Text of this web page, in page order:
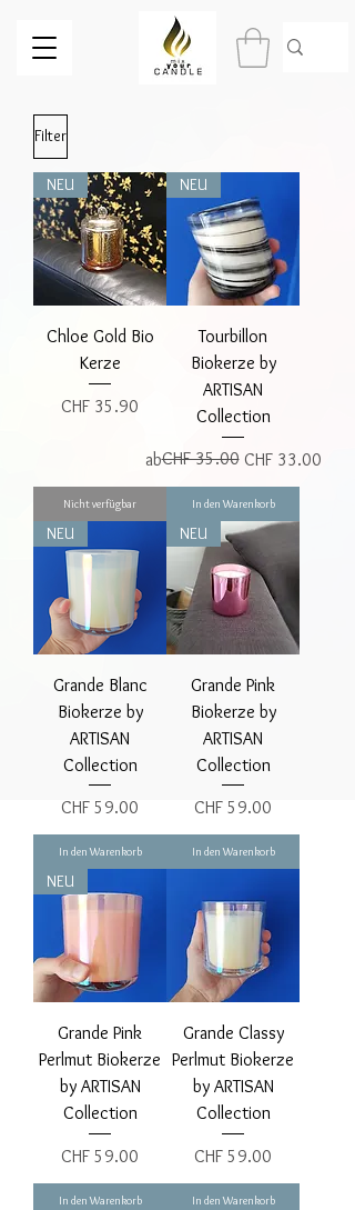
Filter
NEU
Chloe Gold Bio
Kerze
Preis
CHF 35.90
Nicht verfügbar
NEU
Tourbillon
Biokerze by
ARTISAN
Collection
ab
Standardpreis
CHF 35.00 CHF 33.00
Sale-Preis
In den Warenkorb
NEU
Grande Blanc
Biokerze by
ARTISAN
Collection
Preis
CHF 59.00
In den Warenkorb
NEU
Grande Pink
Biokerze by
ARTISAN
Collection
Preis
CHF 59.00
In den Warenkorb
NEU
Grande Pink
Perlmut Biokerze
by ARTISAN
Collection
Preis
CHF 59.00
In den Warenkorb
Grande Classy
Perlmut Biokerze
by ARTISAN
Collection
Preis
CHF 59.00
In den Warenkorb